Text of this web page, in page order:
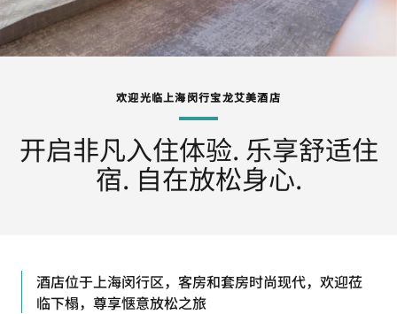
欢迎光临上海闵行宝龙艾美酒店
开启非凡入住体验. 乐享舒适住
宿. 自在放松身心.
酒店位于上海闵行区，客房和套房时尚现代，欢迎莅
临下榻，尊享惬意放松之旅